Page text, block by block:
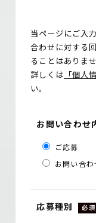
当ページにご入
合わせに対する
ることはありませ
詳しくは 「個人
い。
お問い合わせ
ご応募
お問い合わ
応募種別 必須